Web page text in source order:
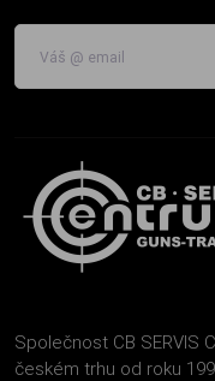
Společnost CB SERVIS
českém trhu od roku